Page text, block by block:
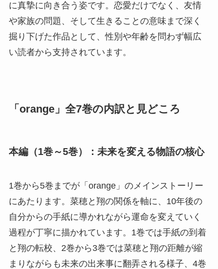
に真摯に向き合う姿です。恋愛だけでなく、友情
や家族の問題、そして生きることの意味まで深く
掘り下げた作品として、性別や年齢を問わず幅広
い読者から支持されています。
「orange」全7巻の内訳と見どころ
本編（1巻～5巻）：未来を変える物語の核心
1巻から5巻までが「orange」のメインストーリー
にあたります。菜穂と翔の関係を軸に、10年後の
自分からの手紙に導かれながら運命を変えていく
過程が丁寧に描かれています。1巻では手紙の到着
と翔の転校、2巻から3巻では菜穂と翔の距離が縮
まりながらも未来の出来事に翻弄される様子、4巻